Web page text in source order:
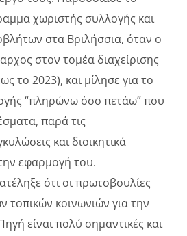
χωριστής συλλογής και
στα Βριλήσσια, όταν ο
στον τομέα διαχείρισης
το 2023), και μίλησε για το
“πληρώνω όσο πετάω” που
παρά τις
και διοικητικά
εφαρμογή του.
ότι οι πρωτοβουλίες
τοπικών κοινωνιών για την
είναι πολύ σημαντικές και